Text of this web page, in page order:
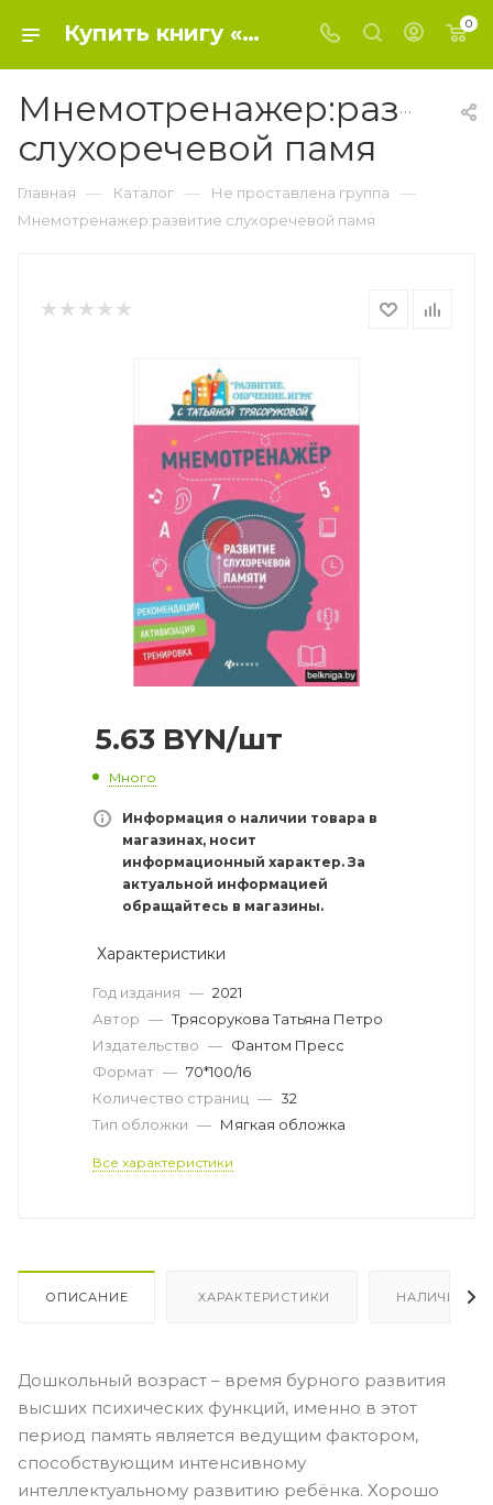
Купить книгу «Мнемотренажер:развитие слухоречевой памя» 2021, Трясорукова Татьяна Петро - Не проставлена группа 0
слухоречевой памя
Главная — Каталог — Не проставлена группа —
Мнемотренажер:развитие слухоречевой памя
5.63 BYN/шт
Много
Информация о наличии товара в
магазинах, носит
информационный характер. За
актуальной информацией
обращайтесь в магазины.
Характеристики
Год издания — 2021
Автор — Трясорукова Татьяна Петро
Издательство — Фантом Пресс
Формат — 70*100/16
Количество страниц — 32
Тип обложки — Мягкая обложка
Все характеристики
ОПИСАНИЕ ХАРАКТЕРИСТИКИ НАЛИЧИЕ
Дошкольный возраст – время бурного развития
высших психических функций, именно в этот
период память является ведущим фактором,
способствующим интенсивному
интеллектуальному развитию ребёнка. Хорошо